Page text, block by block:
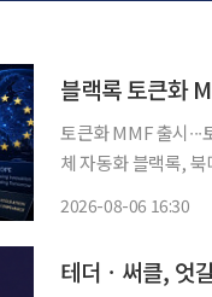
블랙록 토큰화
토큰화 MMF 출시
체 자동화 블랙록, 북
2026-08-06 16:30
테더ㆍ써클, 엇